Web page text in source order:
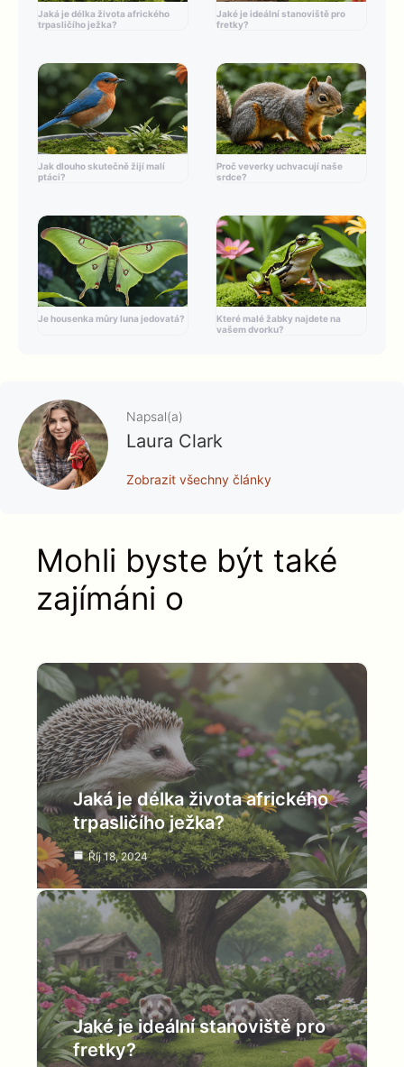
Jaká je délka života afrického
trpasličího ježka?
Jaké je ideální stanoviště pro
fretky?
Jak dlouho skutečně žijí malí
ptáci?
Proč veverky uchvacují naše
srdce?
Je housenka můry luna jedovatá?
Které malé žabky najdete na
vašem dvorku?
Napsal(a)
Laura Clark
Zobrazit všechny články
Mohli byste být také
zajímáni o
Jaká je délka života afrického
trpasličího ježka?
Říj 18, 2024
Jaké je ideální stanoviště pro
fretky?